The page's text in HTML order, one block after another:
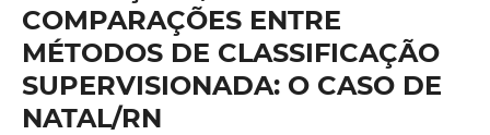
COMPARAÇÕES ENTRE
MÉTODOS DE CLASSIFICAÇÃO
SUPERVISIONADA: O CASO DE
NATAL/RN